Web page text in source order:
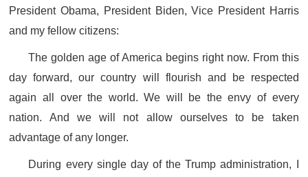
President Obama, President Biden, Vice President Harris
and my fellow citizens:
The golden age of America begins right now. From this
day forward, our country will flourish and be respected
again all over the world. We will be the envy of every
nation. And we will not allow ourselves to be taken
advantage of any longer.
During every single day of the Trump administration, I